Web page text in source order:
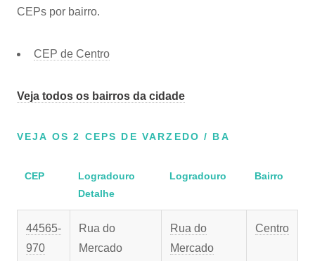
CEPs por bairro.
CEP de Centro
Veja todos os bairros da cidade
VEJA OS 2 CEPS DE VARZEDO / BA
CEP
Logradouro
Detalhe
Logradouro Bairro
44565-
970
Rua do
Mercado
Rua do
Mercado
Centro